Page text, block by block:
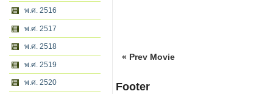
พ.ศ. 2516
พ.ศ. 2517
พ.ศ. 2518
พ.ศ. 2519
พ.ศ. 2520
« Prev Movie
Footer